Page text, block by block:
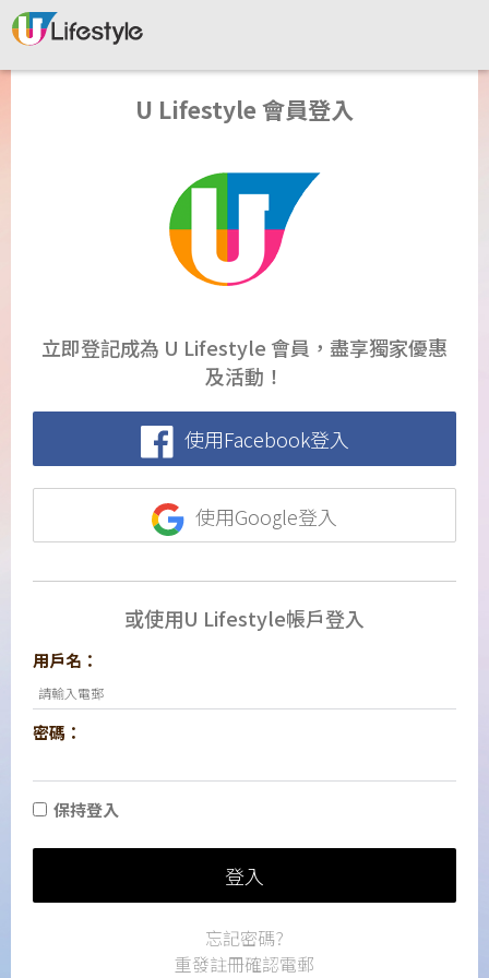
U Lifestyle 會員登入
立即登記成為 U Lifestyle 會員，盡享獨家優惠
及活動！
使用Facebook登入
使用Google登入
或使用U Lifestyle帳戶登入
用戶名：
密碼：
保持登入
登入
忘記密碼?
重發註冊確認電郵